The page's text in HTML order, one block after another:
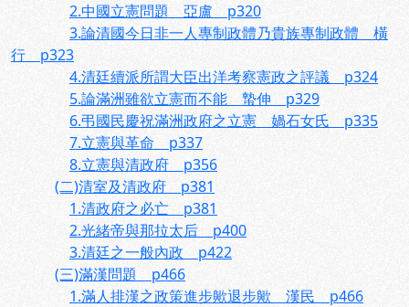
2.中國立憲問題 亞盧 p320
3.論清國今日非一人專制政體乃貴族專制政體 橫
行 p323
4.清廷續派所謂大臣出洋考察憲政之評議 p324
5.論滿洲雖欲立憲而不能 蟄伸 p329
6.弔國民慶祝滿洲政府之立憲 媧石女氏 p335
7.立憲與革命 p337
8.立憲與清政府 p356
(二)清室及清政府 p381
1.清政府之必亡 p381
2.光緒帝與那拉太后 p400
3.清廷之一般內政 p422
(三)滿漢問題 p466
1.滿人排漢之政策進步歟退步歟 漢民 p466